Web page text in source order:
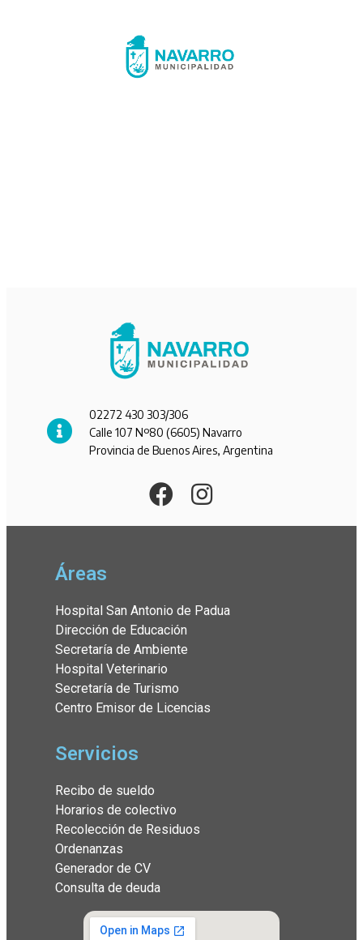
02272 430 303/306
Calle 107 Nº80 (6605) Navarro
Provincia de Buenos Aires, Argentina
Áreas
Hospital San Antonio de Padua
Dirección de Educación
Secretaría de Ambiente
Hospital Veterinario
Secretaría de Turismo
Centro Emisor de Licencias
Servicios
Recibo de sueldo
Horarios de colectivo
Recolección de Residuos
Ordenanzas
Generador de CV
Consulta de deuda